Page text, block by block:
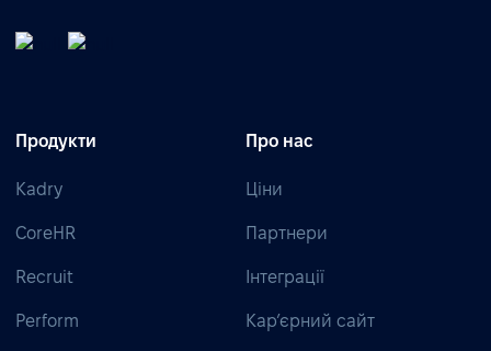
Продукти
Kadry
CoreHR
Recruit
Perform
Про нас
Ціни
Партнери
Інтеграції
Кар’єрний сайт